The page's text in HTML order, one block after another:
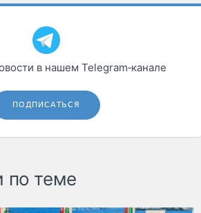
в нашем Telegram‑канале
ПОДПИСАТЬСЯ
по теме